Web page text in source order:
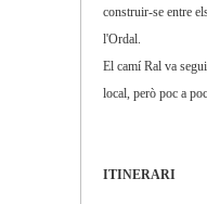
construir-se entre
l'Ordal.
El camí Ral va
local, però poc a
ITINERARI